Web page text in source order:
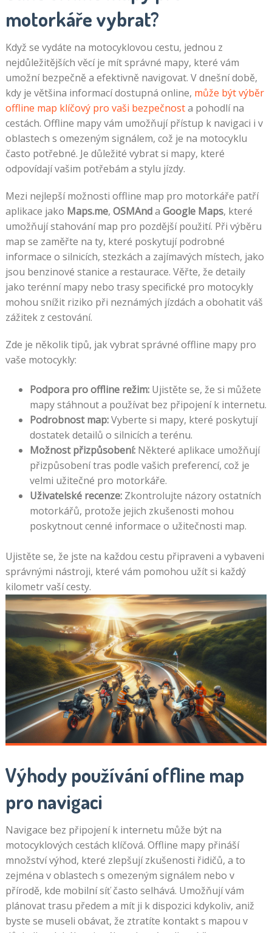
motorkáře vybrat?
Když se vydáte na motocyklovou cestu, jednou z
nejdůležitějších věcí je mít správné mapy, které vám
umožní bezpečně a efektivně navigovat. V dnešní době,
kdy je většina informací dostupná online, může být výběr
offline map klíčový pro vaši bezpečnosta pohodlí na
cestách. Offline mapy vám umožňují přístup k navigaci i v
oblastech s omezeným signálem, což je na motocyklu
často potřebné. Je důležité vybrat si mapy, které
odpovídají vašim potřebám a stylu jízdy.
Mezi nejlepší možnosti offline map pro motorkáře patří
aplikace jako Maps.me, OSMAnda Google Maps, které
umožňují stahování map pro pozdější použití. Při výběru
map se zaměřte na ty, které poskytují podrobné
informace o silnicích, stezkách a zajímavých místech, jako
jsou benzinové stanice a restaurace. Věřte, že detaily
jako terénní mapy nebo trasy specifické pro motocykly
mohou snížit riziko při neznámých jízdách a obohatit váš
zážitek z cestování.
Zde je několik tipů, jak vybrat správné offline mapy pro
vaše motocykly:
Podpora pro offline režim:Ujistěte se, že si můžete
mapy stáhnout a používat bez připojení k internetu.
Podrobnost map:Vyberte si mapy, které poskytují
dostatek detailů o silnicích a terénu.
Možnost přizpůsobení:Některé aplikace umožňují
přizpůsobení tras podle vašich preferencí, což je
velmi užitečné pro motorkáře.
Uživatelské recenze:Zkontrolujte názory ostatních
motorkářů, protože jejich zkušenosti mohou
poskytnout cenné informace o užitečnosti map.
Ujistěte se, že jste na každou cestu připraveni a vybaveni
správnými nástroji, které vám pomohou užít si každý
kilometr vaší cesty.
Výhody používání offline map
pro navigaci
Navigace bez připojení k internetu může být na
motocyklových cestách klíčová. Offline mapy přináší
množství výhod, které zlepšují zkušenosti řidičů, a to
zejména v oblastech s omezeným signálem nebo v
přírodě, kde mobilní síť často selhává. Umožňují vám
plánovat trasu předem a mít ji k dispozici kdykoliv, aniž
byste se museli obávat, že ztratíte kontakt s mapou v